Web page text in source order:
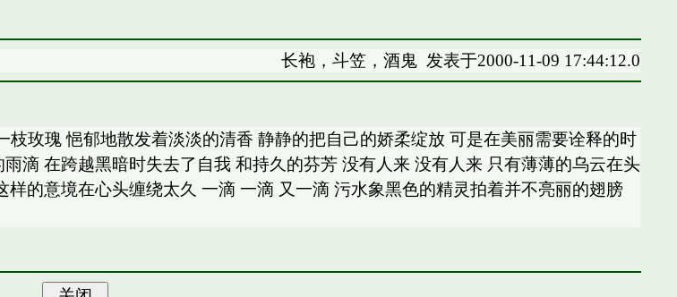
长袍，斗笠，酒鬼发表于2000-11-09 17:44:12.0
玫瑰 悒郁地散发着淡淡的清香 静静的把自己的娇柔绽放 可是在美丽需要诠释的时
滴 在跨越黑暗时失去了自我 和持久的芬芳 没有人来 没有人来 只有薄薄的乌云在头
的意境在心头缠绕太久 一滴 一滴 又一滴 污水象黑色的精灵拍着并不亮丽的翅膀